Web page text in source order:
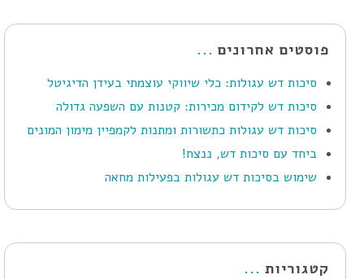
פוסטים אחרונים
סיכות דש עגולות: כלי שיווקי עוצמתי בעידן הדיגיטל
סיכות דש לקידום מכירות: קטנות עם השפעה גדולה
סיכות דש עגולות כתשורות ומתנות לקמפיין מימון המונים
ביחד עם סיכות דש, ננצח!
שימוש בסיכות דש עגולות בפעילות מחאה
קטגוריות